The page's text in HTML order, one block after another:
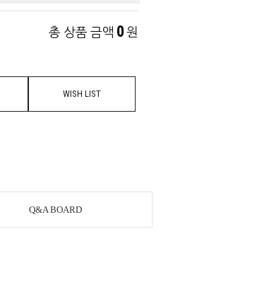
총 상품 금액 0원
WISH LIST
Q&A BOARD